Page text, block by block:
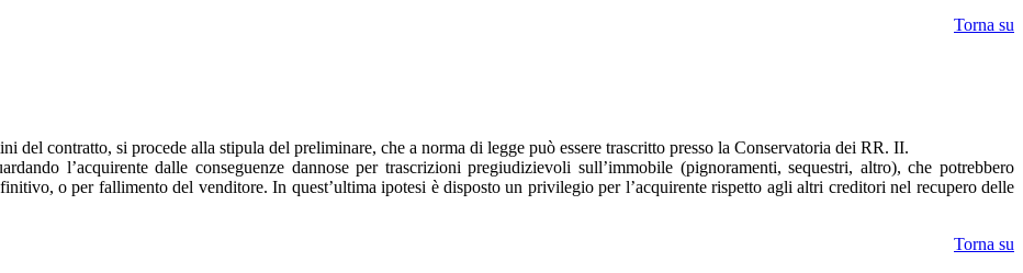
Torna su
del contratto, si procede alla stipula del preliminare, che a norma di legge può essere trascritto presso la Conservatoria dei RR. II.
l’acquirente dalle conseguenze dannose per trascrizioni pregiudizievoli sull’immobile (pignoramenti, sequestri, altro), che potrebbero
o per fallimento del venditore. In quest’ultima ipotesi è disposto un privilegio per l’acquirente rispetto agli altri creditori nel recupero delle
Torna su